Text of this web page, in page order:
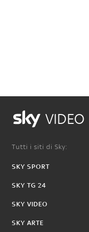
VIDEO
Tutti i siti di Sky:
SKY SPORT
SKY TG 24
SKY VIDEO
SKY ARTE